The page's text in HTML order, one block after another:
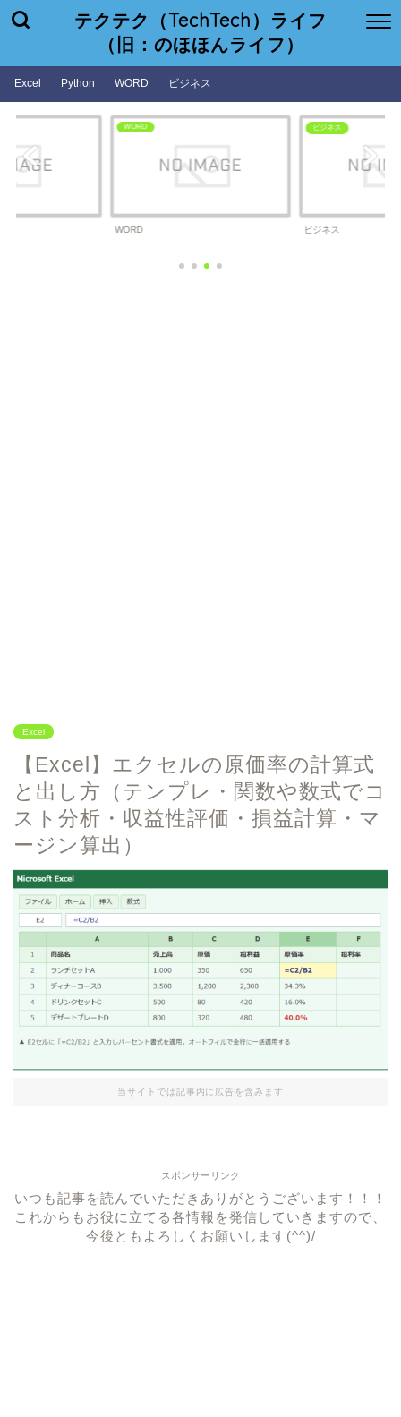
テクテク（TechTech）ライフ
（旧：のほほんライフ）
Excel Python WORD ビジネス
WORD
WORD
ビジネス
ビジネス
Excel
【Excel】エクセルの原価率の計算式
と出し方（テンプレ・関数や数式でコ
スト分析・収益性評価・損益計算・マ
ージン算出）
当サイトでは記事内に広告を含みます
スポンサーリンク
いつも記事を読んでいただきありがとうございます！！！
これからもお役に立てる各情報を発信していきますので、
今後ともよろしくお願いします(^^)/